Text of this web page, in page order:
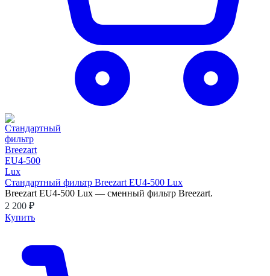
Стандартный фильтр Breezart EU4-500 Lux
Breezart EU4-500 Lux — сменный фильтр Breezart.
2 200 ₽
Купить